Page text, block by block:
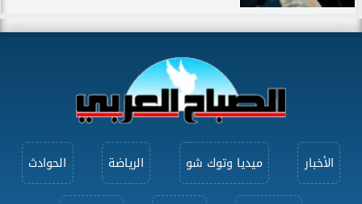
الأخبار ميديا وتوك شو الرياضة الحوادث